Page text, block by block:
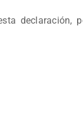
declaración,